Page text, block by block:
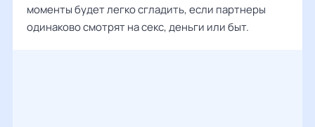
моменты будет легко сгладить, если партнеры
одинаково смотрят на секс, деньги или быт.